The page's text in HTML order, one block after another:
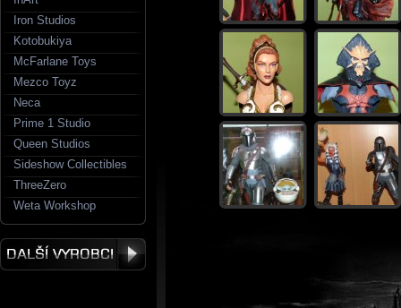
Iron Studios
Kotobukiya
McFarlane Toys
Mezco Toyz
Neca
Prime 1 Studio
Queen Studios
Sideshow Collectibles
ThreeZero
Weta Workshop